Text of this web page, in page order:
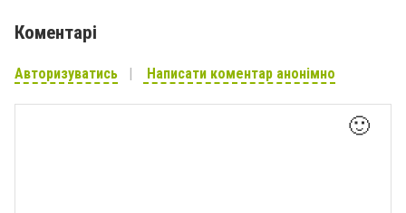
Коментарі
Авторизуватись Написати коментар анонімно
🙂